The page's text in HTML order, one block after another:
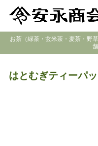
お茶（緑茶・玄米茶・麦茶・野
はとむぎティーパ